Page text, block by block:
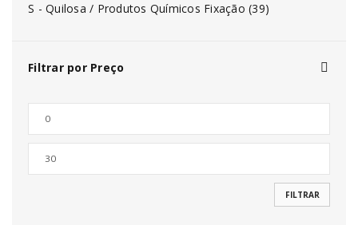
S - Quilosa / Produtos Químicos Fixação (39)
Filtrar por Preço
FILTRAR